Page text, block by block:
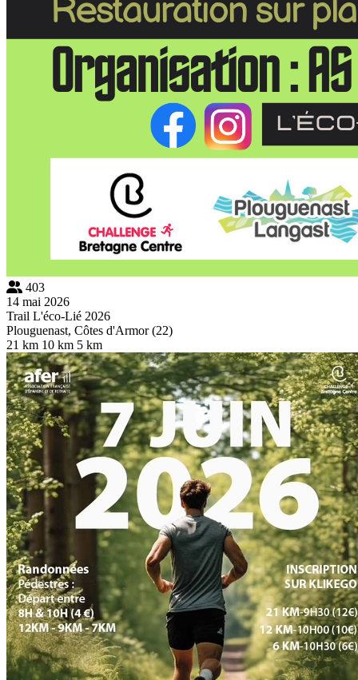
403
14 mai 2026
Trail L'éco-Lié 2026
Plouguenast, Côtes d'Armor (22)
21 km 10 km 5 km